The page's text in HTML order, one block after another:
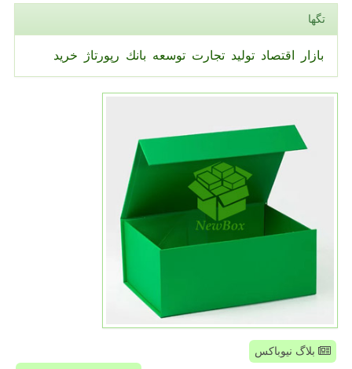
تگها
بازار اقتصاد تولید تجارت توسعه بانك رپورتاژ خرید
بلاگ نیوباکس